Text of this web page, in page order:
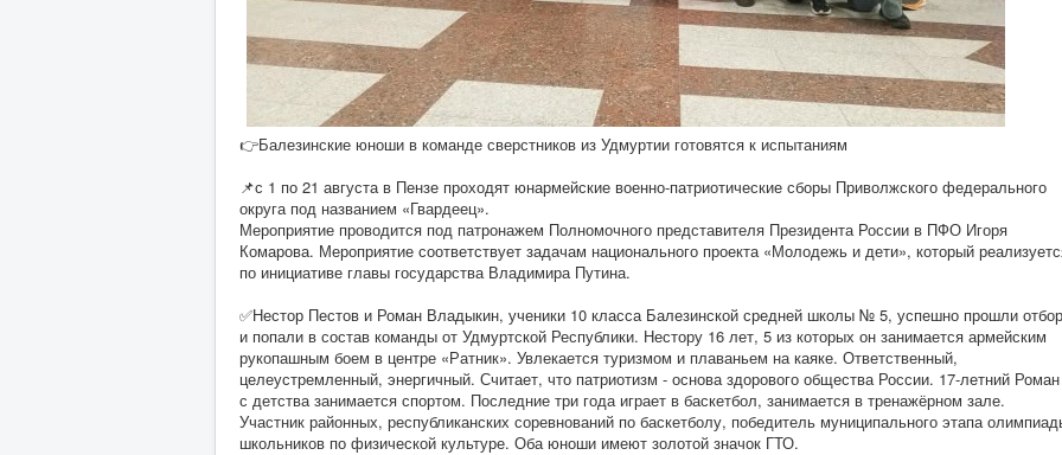
👉Балезинские юноши в команде сверстников из Удмуртии готовятся к испытаниям
📌с 1 по 21 августа в Пензе проходят юнармейские военно-патриотические сборы Приволжского федерального
округа под названием «Гвардеец».
Мероприятие проводится под патронажем Полномочного представителя Президента России в ПФО Игоря
Комарова. Мероприятие соответствует задачам национального проекта «Молодежь и дети», который
по инициативе главы государства Владимира Путина.
✅Нестор Пестов и Роман Владыкин, ученики 10 класса Балезинской средней школы № 5, успешно прошли отбор
и попали в состав команды от Удмуртской Республики. Нестору 16 лет, 5 из которых он занимается армейским
рукопашным боем в центре «Ратник». Увлекается туризмом и плаваньем на каяке. Ответственный,
целеустремленный, энергичный. Считает, что патриотизм - основа здорового общества России. 17-летний Роман
с детства занимается спортом. Последние три года играет в баскетбол, занимается в тренажёрном зале.
Участник районных, республиканских соревнований по баскетболу, победитель муниципального этапа
школьников по физической культуре. Оба юноши имеют золотой значок ГТО.